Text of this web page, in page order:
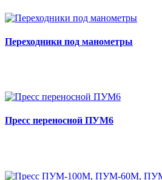
Переходники под манометры
Пресс переносной ПУМ6